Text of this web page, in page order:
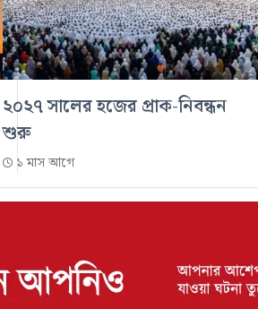
২০২৭ সালের হজের প্রাক-নিবন্ধন
শুরু
১ মাস আগে